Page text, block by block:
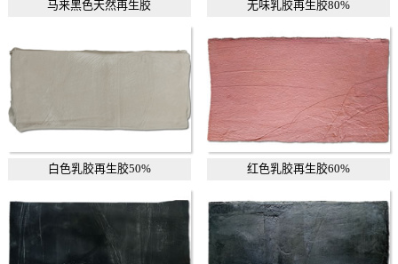
马来黑色天然再生胶 无味乳胶再生胶80%
白色乳胶再生胶50% 红色乳胶再生胶60%